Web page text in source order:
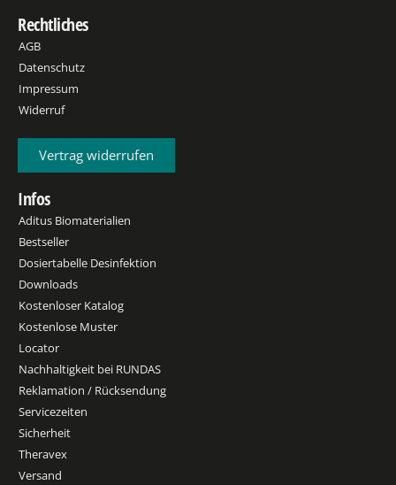
Rechtliches
AGB
Datenschutz
Impressum
Widerruf
Vertrag widerrufen
Infos
Aditus Biomaterialien
Bestseller
Dosiertabelle Desinfektion
Downloads
Kostenloser Katalog
Kostenlose Muster
Locator
Nachhaltigkeit bei RUNDAS
Reklamation / Rücksendung
Servicezeiten
Sicherheit
Theravex
Versand